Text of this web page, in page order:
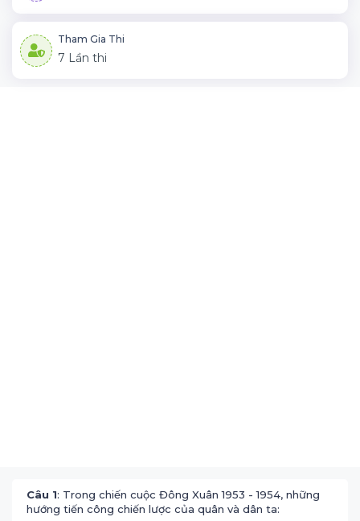
Tham Gia Thi
7 Lần thi
Câu 1: Trong chiến cuộc Đông Xuân 1953 - 1954, những
hướng tiến công chiến lược của quân và dân ta: